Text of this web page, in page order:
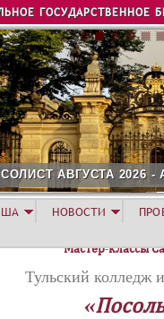
ГОСУДАРСТВЕННОЕ
СОЛИСТ АВГУСТА 2026
Мастер-классы
Тульский колледж
НОВОСТИ